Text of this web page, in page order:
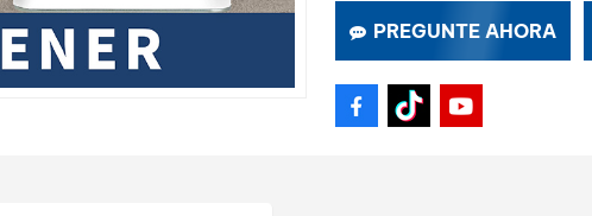
PREGUNTE AHORA